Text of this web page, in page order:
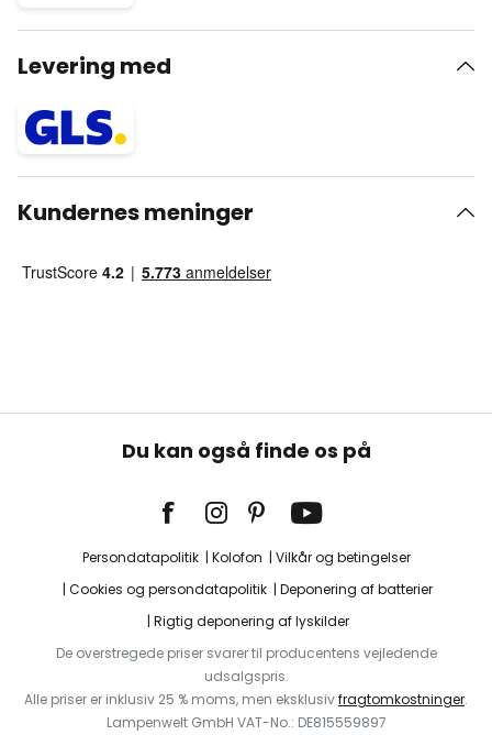
Levering med
Kundernes meninger
Du kan også finde os på
Persondatapolitik Kolofon
Vilkår og betingelser
Cookies og persondatapolitik
Deponering af batterier
Rigtig deponering af lyskilder
De overstregede priser svarer til producentens vejledende
udsalgspris.
Alle priser er inklusiv 25 % moms, men eksklusivfragtomkostninger.
Lampenwelt GmbH VAT-No.: DE815559897